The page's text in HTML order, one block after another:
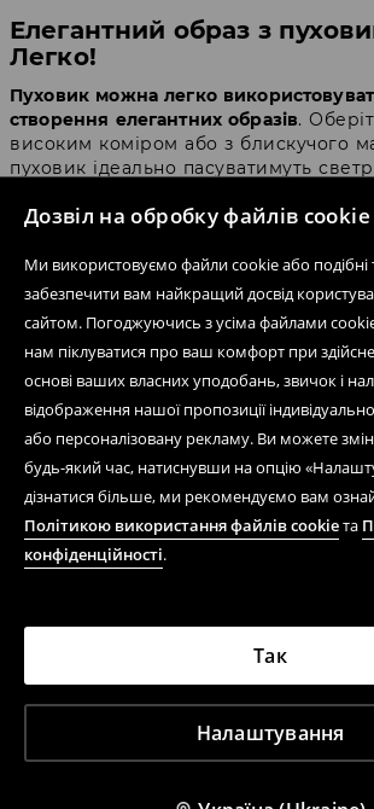
Дозвіл на обробку файлів cookie
Ми використовуємо файли cookie або подібні
забезпечити вам найкращий досвід
сайтом. Погоджуючись з усіма файлами
нам піклуватися про ваш комфорт при
основі ваших власних уподобань, звичок і
відображення нашої пропозиції
або персоналізовану рекламу. Ви можете
будь-який час, натиснувши на опцію
дізнатися більше, ми рекомендуємо вам
Політикою використання файлів cookieта
конфіденційності.
Налаштування
Так
Елегантний образ з
Легко!
Пуховик можна легко
створення елегантних образів.
високим коміром або з блискучого
пуховик ідеально пасуватимуть
перлинний аксесуар на шиї. Для
Види наповнювача у
puffer
Існує два основні види
синтетичний та натуральний.
наповнювач ідеальний для алергіків і
легкий догляд, оскільки добре
водою
Натуральний пух забезпечує
теплоізоляцію, тому такі куртки
людей, які люблять затишний, теплий
Різновиди зимових курток
кроєм
у різних стилях. Ви можете обрати
для підкреслення талії, oversize для